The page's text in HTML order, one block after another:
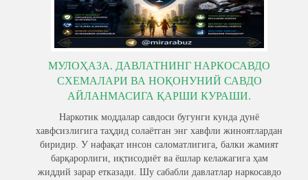
МУЛОҲАЗА. ​ДАВЛАТНИНГ НАРКОСАВДО
СХЕМАЛАРИ ВА НОҚОНУНИЙ САВДО
АЙЛАНМАСИГА ҚАРШИ КУРАШИ.
Наркотик моддалар савдоси бугунги кунда дунё
хавфсизлигига таҳдид солаётган энг хавфли жиноятлардан
биридир. У нафақат инсон саломатлигига, балки жамият
барқарорлиги, иқтисодиёт ва ёшлар келажагига ҳам
жиддий зарар етказади. Шу сабабли давлатлар наркосавдо